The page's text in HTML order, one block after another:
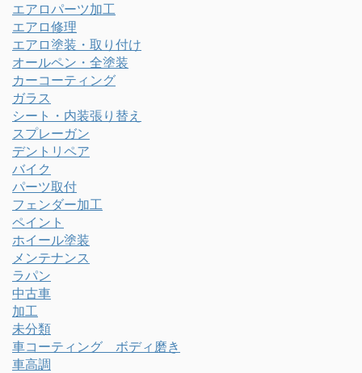
エアロパーツ加工
エアロ修理
エアロ塗装・取り付け
オールペン・全塗装
カーコーティング
ガラス
シート・内装張り替え
スプレーガン
デントリペア
バイク
パーツ取付
フェンダー加工
ペイント
ホイール塗装
メンテナンス
ラパン
中古車
加工
未分類
車コーティング ボディ磨き
車高調